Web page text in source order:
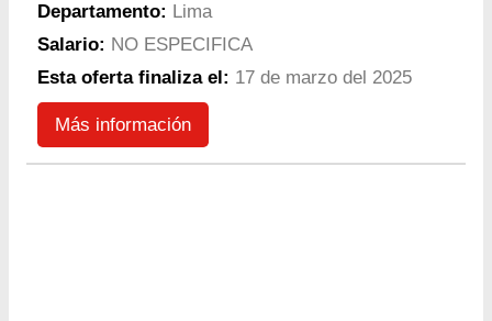
Departamento: Lima
Salario: NO ESPECIFICA
Esta oferta finaliza el: 17 de marzo del 2025
Más información